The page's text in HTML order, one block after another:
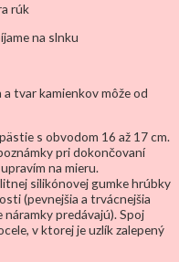
rúk
na slnku
tvar kamienkov môže od
s obvodom 16 až 17 cm.
pri dokončovaní
na mieru.
silikónovej gumke hrúbky
(pevnejšia a trvácnejšia
predávajú). Spoj
v ktorej je uzlík zalepený